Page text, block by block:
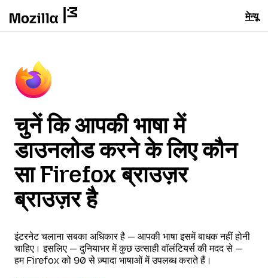
मेन्यू
चुनें कि आपकी भाषा में
डाउनलोड करने के लिए कौन
सा Firefox ब्राउज़र
ब्राउज़र है
इंटरनेट चलाना सबका अधिकार है — आपकी भाषा इसमें बाधक नहीं होनी
चाहिए। इसलिए — दुनियाभर में कुछ उत्साही वॉलंटियर्स की मदद से —
हम Firefox को 90 से ज़्यादा भाषाओं में उपलब्ध कराते हैं।